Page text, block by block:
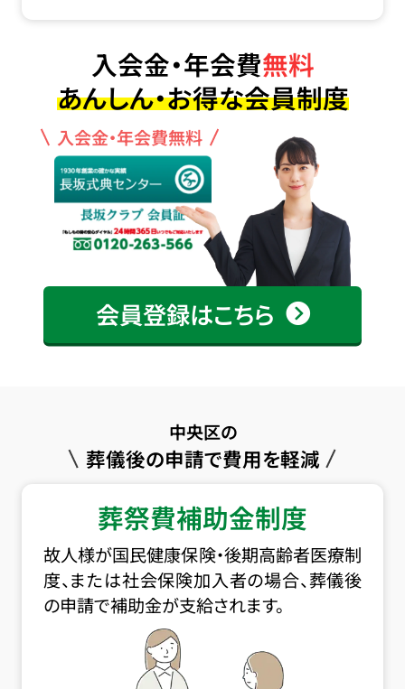
入会金・年会費無料
あんしん・お得な会員制度
入会金・年会費無料
会員登録はこちら
中央区の
葬儀後の申請で費用を軽減
葬祭費補助金制度
故人様が国民健康保険・後期高齢者医療制
度、または社会保険加入者の場合、葬儀後
の申請で補助金が支給されます。